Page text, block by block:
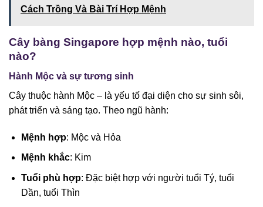
Cách Trồng Và Bài Trí Hợp Mệnh
Cây bàng Singapore hợp mệnh nào, tuổi
nào?
Hành Mộc và sự tương sinh
Cây thuộc hành Mộc – là yếu tố đại diện cho sự sinh sôi,
phát triển và sáng tạo. Theo ngũ hành:
Mệnh hợp: Mộc và Hỏa
Mệnh khắc: Kim
Tuổi phù hợp: Đặc biệt hợp với người tuổi Tý, tuổi
Dần, tuổi Thìn